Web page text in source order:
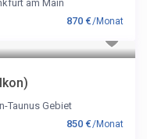
870 €/Monat
am Main
850 €/Monat
Taunus Gebiet